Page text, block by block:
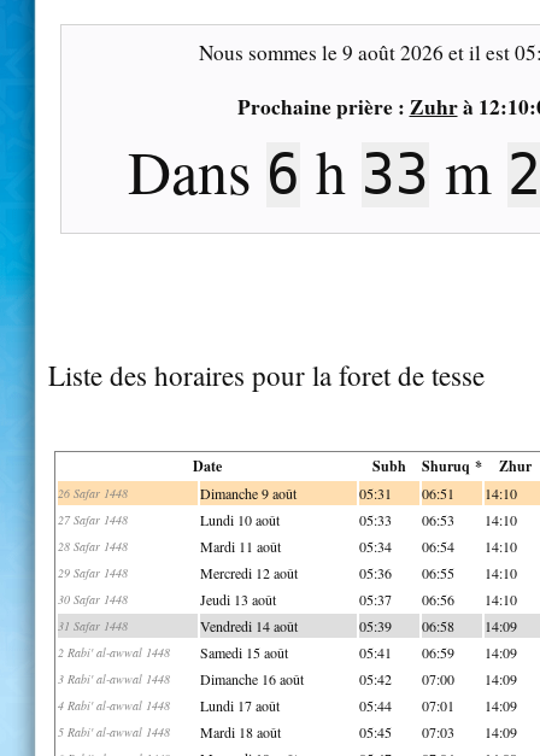
Nous sommes le9 août 2026 et il est
Prochaine prière : Zuhrà
Dans 6 h 33 m
Liste des horaires pour la foret de tesse
Date Subh Shuruq * Zhur
26 Safar 1448 Dimanche 9 août 05:31 06:51 14:10
27 Safar 1448 Lundi 10 août 05:33 06:53 14:10
28 Safar 1448 Mardi 11 août 05:34 06:54 14:10
29 Safar 1448 Mercredi 12 août 05:36 06:55 14:10
30 Safar 1448 Jeudi 13 août 05:37 06:56 14:10
31 Safar 1448 Vendredi 14 août 05:39 06:58 14:09
2 Rabi' al-awwal 1448 Samedi 15 août 05:41 06:59 14:09
3 Rabi' al-awwal 1448 Dimanche 16 août 05:42 07:00 14:09
4 Rabi' al-awwal 1448 Lundi 17 août 05:44 07:01 14:09
5 Rabi' al-awwal 1448 Mardi 18 août 05:45 07:03 14:09